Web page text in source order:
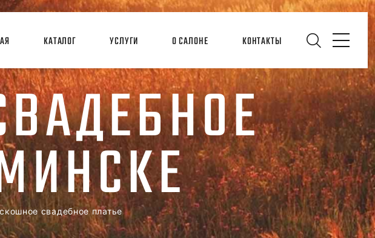
КАТАЛОГ УСЛУГИ О САЛОНЕ КОНТАКТЫ
свадебное платье